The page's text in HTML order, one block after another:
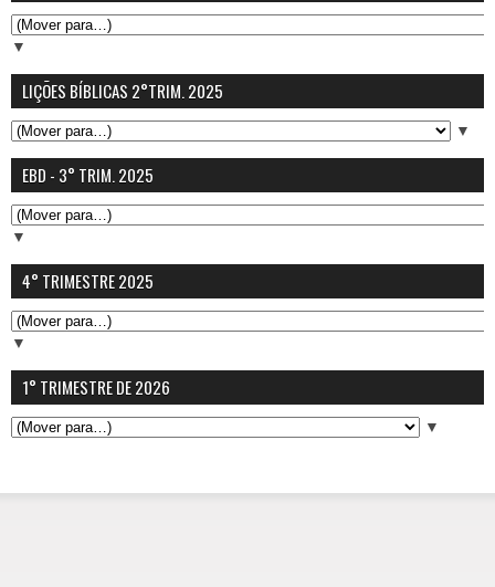
▼
LIÇÕES BÍBLICAS 2°TRIM. 2025
▼
EBD - 3° TRIM. 2025
▼
4° TRIMESTRE 2025
▼
1° TRIMESTRE DE 2026
▼